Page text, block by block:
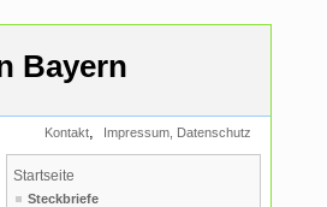
Bayern
Kontakt, Impressum, Datenschutz
Startseite
Steckbriefe